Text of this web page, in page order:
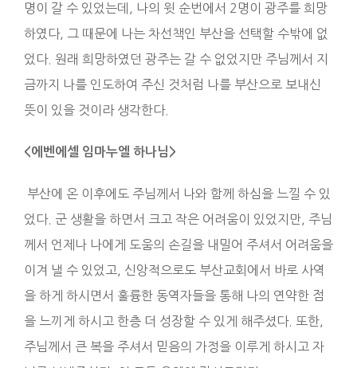
명이 갈 수 있었는데, 나의 윗 순번에서 2명이 광주를 희망
하였다, 그 때문에 나는 차선책인 부산을 선택할 수밖에 없
었다. 원래 희망하였던 광주는 갈 수 없었지만 주님께서 지
금까지 나를 인도하여 주신 것처럼 나를 부산으로 보내신
뜻이 있을 것이라 생각한다.
<에벤에셀 임마누엘 하나님>
부산에 온 이후에도 주님께서 나와 함께 하심을 느낄 수 있
었다. 군 생활을 하면서 크고 작은 어려움이 있었지만, 주님
께서 언제나 나에게 도움의 손길을 내밀어 주셔서 어려움을
이겨 낼 수 있었고, 신앙적으로도 부산교회에서 바로 사역
을 하게 하시면서 훌륭한 동역자들을 통해 나의 연약한 점
을 느끼게 하시고 한층 더 성장할 수 있게 해주셨다. 또한,
주님께서 큰 복을 주셔서 믿음의 가정을 이루게 하시고 자